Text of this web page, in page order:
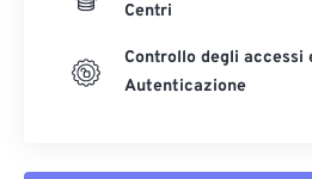
Centri
Controllo degli accessi
Autenticazione